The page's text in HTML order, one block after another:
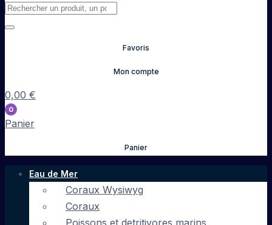
Favoris
Mon compte
0,00 €
0
Panier
Panier
Eau de Mer
Coraux Wysiwyg
Coraux
Poissons et detritivores marins